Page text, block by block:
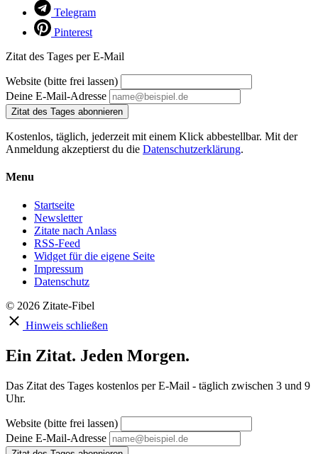
Telegram
Pinterest
Zitat des Tages per E-Mail
Website (bitte frei lassen)
Deine E-Mail-Adresse
Zitat des Tages abonnieren
Kostenlos, täglich, jederzeit mit einem Klick abbestellbar. Mit der
Anmeldung akzeptierst du die Datenschutzerklärung.
Menu
Startseite
Newsletter
Zitate nach Anlass
RSS-Feed
Widget für die eigene Seite
Impressum
Datenschutz
© 2026 Zitate-Fibel
Hinweis schließen
Ein Zitat. Jeden Morgen.
Das Zitat des Tages kostenlos per E-Mail - täglich zwischen 3 und 9
Uhr.
Website (bitte frei lassen)
Deine E-Mail-Adresse